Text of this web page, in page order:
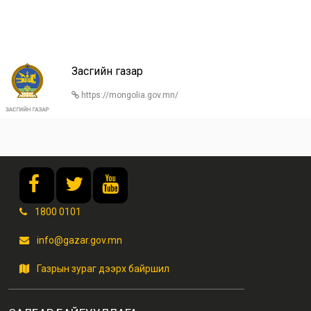
Засгийн газар
https://mongolia.gov.mn/
1800 0101
info@gazar.gov.mn
Газрын зураг дээрх байршил